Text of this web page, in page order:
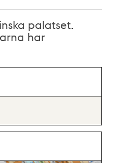
palatset.
har